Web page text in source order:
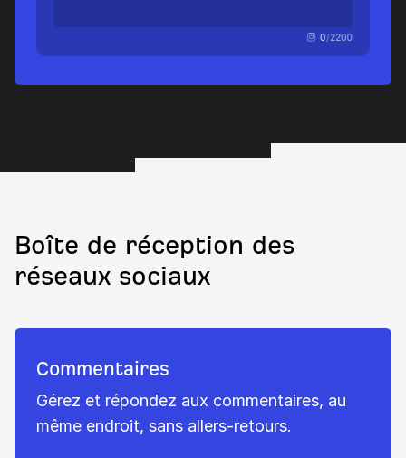
Boîte de réception des
réseaux sociaux
Commentaires
Gérez et répondez aux commentaires, au
même endroit, sans allers-retours.